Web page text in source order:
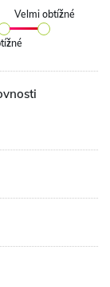
Velmi obtížné